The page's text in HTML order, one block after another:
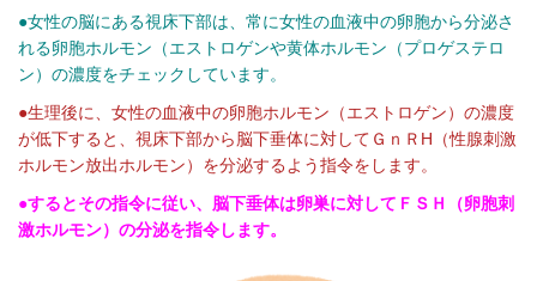
●女性の脳にある視床下部は、常に女性の血液中の卵胞から分泌さ
れる卵胞ホルモン（エストロゲンや黄体ホルモン（プロゲステロ
ン）の濃度をチェックしています。
●生理後に、女性の血液中の卵胞ホルモン（エストロゲン）の濃度
が低下すると、 視床下部から脳下垂体に対してＧｎＲH（性腺刺激
ホルモン放出ホルモン）を分泌するよう指令をします。
●するとその指令に従い、脳下垂体は卵巣に対してＦＳＨ（卵胞刺
激ホルモン）の分泌を指令します。